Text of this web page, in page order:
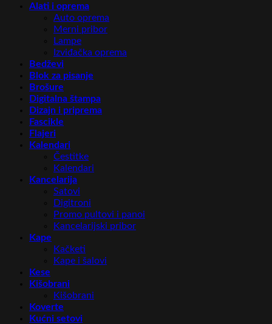
Alati i oprema
Auto oprema
Merni pribor
Lampe
Izviđačka oprema
Bedževi
Blok za pisanje
Brošure
Digitalna štampa
Dizajn i priprema
Fascikle
Flajeri
Kalendari
Čestitke
Kalendari
Kancelarija
Satovi
Digitroni
Promo pultovi i panoi
Kancelarijski pribor
Kape
Kačketi
Kape i šalovi
Kese
Kišobrani
Kišobrani
Koverte
Kućni setovi